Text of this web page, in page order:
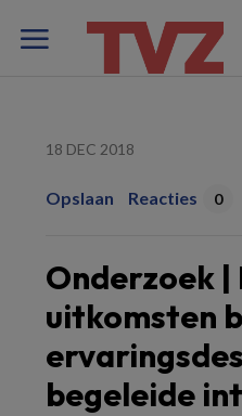
18 DEC 2018
Opslaan Reacties 0
Onderzoek |
uitkomsten
begeleide